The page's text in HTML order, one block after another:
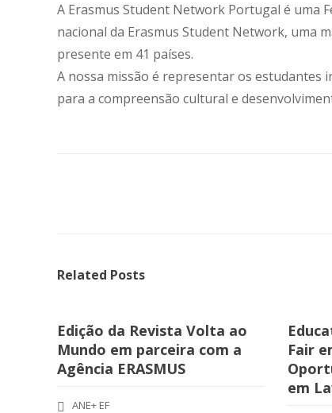
A Erasmus Student Network Portugal é uma
nacional da Erasmus Student Network, uma
presente em 41 países.
A nossa missão é representar os
para a compreensão cultural e
Related Posts
Edição da Revista Volta ao
Mundo em parceira com a
Agência ERASMUS
ANE+ EF
Fair
em